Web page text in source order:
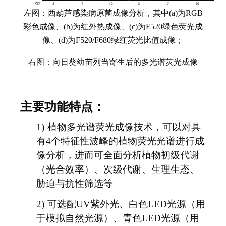
左图：西葫芦感染病原菌成像分析，其中(a)为RGB
彩色成像、(b)为红外热成像、(c)为F520绿色荧光成
像、(d)为F520/F680绿红荧光比值成像；
右图：向日葵幼苗列当寄生后的多光谱荧光成像
主要功能特点：
1) 植物多光谱荧光成像技术，可以对具
有4个特征性波峰的植物荧光光谱进行成
像分析，进而可全面分析植物初级代谢
（光合效率）、次级代谢、生理生态、
胁迫与抗性筛选等
2) 可选配UV紫外光、白色LED光源（用
于模拟自然光源）、青色LED光源（用